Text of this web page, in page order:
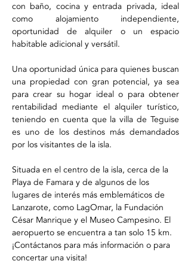
con baño, cocina y entrada privada, ideal
como alojamiento independiente,
oportunidad de alquiler o un espacio
habitable adicional y versátil.
Una oportunidad única para quienes buscan
una propiedad con gran potencial, ya sea
para crear su hogar ideal o para obtener
rentabilidad mediante el alquiler turístico,
teniendo en cuenta que la villa de Teguise
es uno de los destinos más demandados
por los visitantes de la isla.
Situada en el centro de la isla, cerca de la
Playa de Famara y de algunos de los
lugares de interés más emblemáticos de
Lanzarote, como LagOmar, la Fundación
César Manrique y el Museo Campesino. El
aeropuerto se encuentra a tan solo 15 km.
¡Contáctanos para más información o para
concertar una visita!